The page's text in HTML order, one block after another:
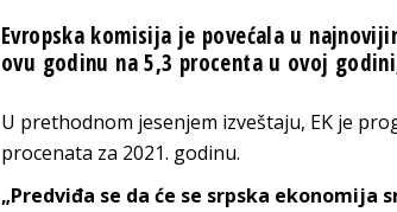
Evropska komisija je povećala u
ovu godinu na 5,3 procenta u ovoj
U prethodnom jesenjem izveštaju, EK je
procenata za 2021. godinu.
„Predviđa se da će se srpska ekonomija